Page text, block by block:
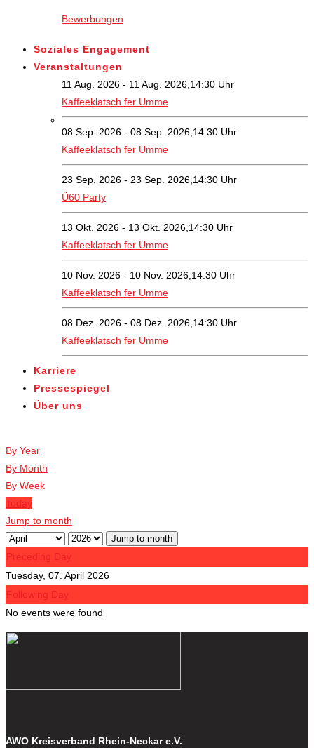
Bewerbungen
Soziales Engagement
Veranstaltungen
11 Aug. 2026 - 11 Aug. 2026,14:30 Uhr
Kaffeeklatsch fer Umme
08 Sep. 2026 - 08 Sep. 2026,14:30 Uhr
Kaffeeklatsch fer Umme
23 Sep. 2026 - 23 Sep. 2026,14:30 Uhr
Ü60 Party
13 Okt. 2026 - 13 Okt. 2026,14:30 Uhr
Kaffeeklatsch fer Umme
10 Nov. 2026 - 10 Nov. 2026,14:30 Uhr
Kaffeeklatsch fer Umme
08 Dez. 2026 - 08 Dez. 2026,14:30 Uhr
Kaffeeklatsch fer Umme
Karriere
Pressespiegel
Über uns
By Year
By Month
By Week
Today
Jump to month
Jump to month
Preceding Day
Tuesday, 07. April 2026
Following Day
No events were found
AWO Kreisverband Rhein-Neckar e.V.